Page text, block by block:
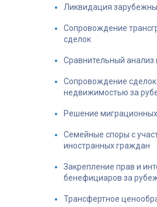
Ликвидация
Сопровождение
сделок
Сравнительный
Сопровождение сделок
недвижимостью за
Решение
Семейные споры с
иностранных граждан
Закрепление прав и
бенефициаров за
Трансфертное